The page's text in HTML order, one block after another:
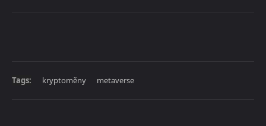
Tags: kryptoměny metaverse